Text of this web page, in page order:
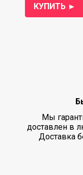
КУПИТЬ ►
Мы
доставлен в
Доставка